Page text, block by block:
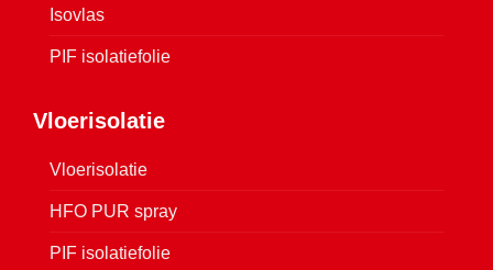
Isovlas
PIF isolatiefolie
Vloerisolatie
Vloerisolatie
HFO PUR spray
PIF isolatiefolie